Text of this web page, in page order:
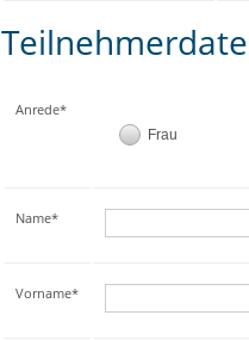
Anrede*
Frau
Name*
Vorname*